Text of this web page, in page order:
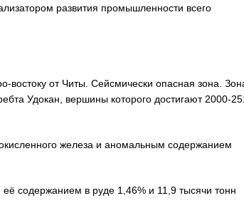
развития промышленности всего
востоку от Читы. Сейсмически опасная зона.
Удокан, вершины которого достигают 2000-
железа и аномальным содержанием
содержанием в руде 1,46% и 11,9 тысячи тонн